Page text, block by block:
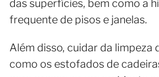
das superfícies, bem como a
frequente de pisos e janelas.
Além disso, cuidar da limpeza
como os estofados de